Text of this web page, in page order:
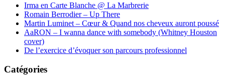
Irma en Carte Blanche @ La Marbrerie
Romain Berrodier – Up There
Martin Luminet – Cœur & Quand nos cheveux auront poussé
AaRON – I wanna dance with somebody (Whitney Houston
cover)
De l’exercice d’évoquer son parcours professionnel
Catégories